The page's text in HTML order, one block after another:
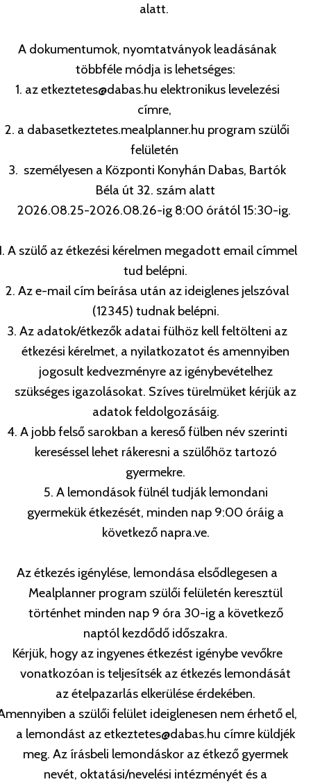
alatt.
A dokumentumok, nyomtatványok leadásának
többféle módja is lehetséges:
1. az etkeztetes@dabas.hu elektronikus levelezési
címre,
2. a dabasetkeztetes.mealplanner.hu program szülői
felületén
3. személyesen a Központi Konyhán Dabas, Bartók
Béla út 32. szám alatt
2026.08.25-2026.08.26-ig 8:00 órától 15:30-ig.
A szülő az étkezési kérelmen megadott email címmel
tud belépni.
2. Az e-mail cím beírása után az ideiglenes jelszóval
(12345) tudnak belépni.
3. Az adatok/étkezők adatai fülhöz kell feltölteni az
étkezési kérelmet, a nyilatkozatot és amennyiben
jogosult kedvezményre az igénybevételhez
szükséges igazolásokat. Szíves türelmüket kérjük az
adatok feldolgozásáig.
4. A jobb felső sarokban a kereső fülben név szerinti
kereséssel lehet rákeresni a szülőhöz tartozó
gyermekre.
5. A lemondások fülnél tudják lemondani
gyermekük étkezését, minden nap 9:00 óráig a
következő napra.ve.
Az étkezés igénylése, lemondása elsődlegesen a
Mealplanner program szülői felületén keresztül
történhet minden nap 9 óra 30-ig a következő
naptól kezdődő időszakra.
Kérjük, hogy az ingyenes étkezést igénybe vevőkre
vonatkozóan is teljesítsék az étkezés lemondását
az ételpazarlás elkerülése érdekében.
a szülői felület ideiglenesen nem érhető el,
a lemondást az etkeztetes@dabas.hu címre küldjék
meg. Az írásbeli lemondáskor az étkező gyermek
nevét, oktatási/nevelési intézményét és a